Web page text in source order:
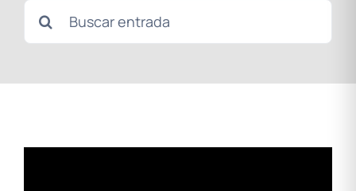
Search
for: